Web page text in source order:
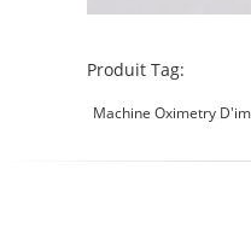
Produit Tag:
Machine Oximetry